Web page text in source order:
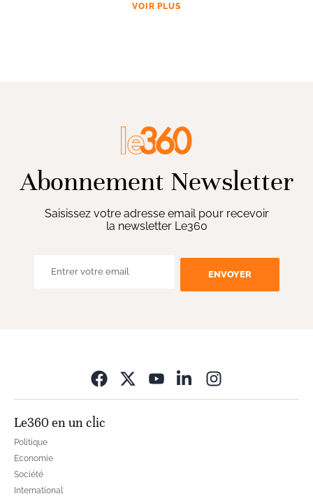
VOIR PLUS
Abonnement Newsletter
Saisissez votre adresse email pour recevoir
la newsletter Le360
ENVOYER
Le360 en un clic
Politique
Economie
Société
International